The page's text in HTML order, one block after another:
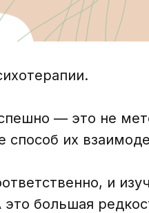
— это не
способ их
и
большая